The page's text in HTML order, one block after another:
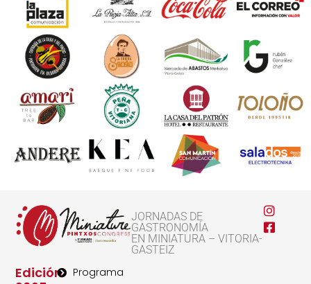
JORNADAS DE
GASTRONOMÍA
EN MINIATURA – VITORIA-
GASTEIZ
Edición
Programa